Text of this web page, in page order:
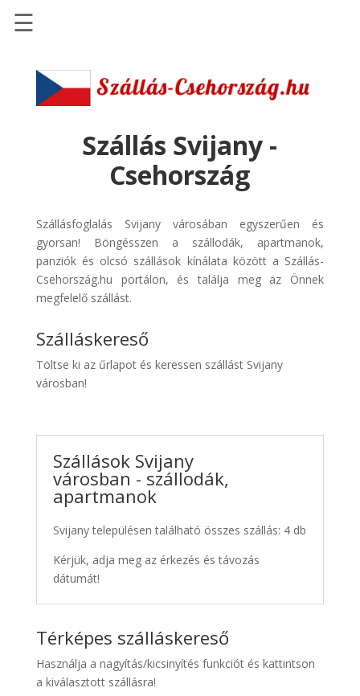
Szállások
Szállásinfo.eu
pénzvisszatérítéssel
Discover
Cars
Transzfer
Kiwi
Taxi
☰
Szállás Svijany -
Csehország
Szállásfoglalás Svijany városában egyszerűen és
gyorsan! Böngésszen a szállodák, apartmanok,
panziók és olcsó szállások kínálata között a Szállás-
Csehország.hu portálon, és találja meg az Önnek
megfelelő szállást.
Szálláskereső
Töltse ki az űrlapot és keressen szállást Svijany
városban!
Szállások Svijany
városban - szállodák,
apartmanok
Svijany településen található összes szállás: 4 db
Kérjük, adja meg az érkezés és távozás
dátumát!
Térképes szálláskereső
Használja a nagyítás/kicsinyítés funkciót és kattintson
a kiválasztott szállásra!